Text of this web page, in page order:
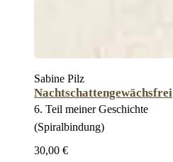
Sabine Pilz
Nachtschattengewächsfrei
6. Teil meiner Geschichte
(Spiralbindung)
30,00 €